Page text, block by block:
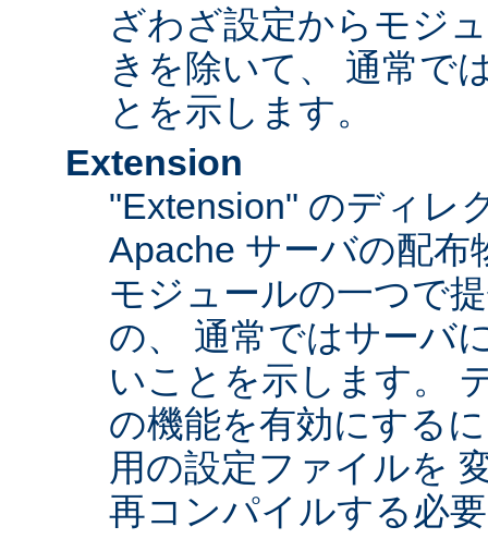
ざわざ設定からモジ
きを除いて、 通常で
とを示します。
Extension
"Extension" のディレ
Apache サーバの配布
モジュールの一つで
の、 通常ではサーバ
いことを示します。
の機能を有効にする
用の設定ファイルを
再コンパイルする必